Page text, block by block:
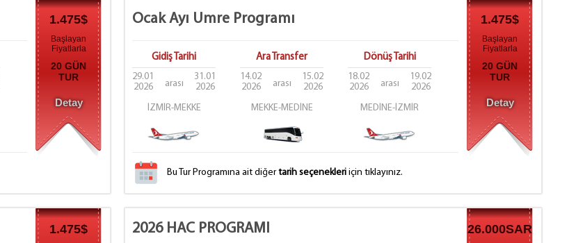
1.475$
Başlayan
Fiyatlarla
20 GÜN
TUR
Detay
Ocak Ayı Umre Programı
Gidiş Tarihi
29.01
2026
arası
31.01
2026
İZMİR-MEKKE
Ara Transfer
14.02
2026
arası
15.02
2026
MEKKE-MEDİNE
Dönüş Tarihi
18.02
2026
arası
19.02
2026
MEDİNE-İZMİR
Bu Tur Programına ait diğertarih seçenekleri için tıklayınız.
1.475$
Başlayan
Fiyatlarla
20 GÜN
TUR
Detay
1.475$ 2026 HAC PROGRAMI 26.000SAR